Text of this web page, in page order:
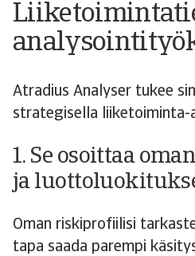
Atradius Analyser tukee
strategisella liiketoiminta-
1. Se osoittaa
ja
Oman riskiprofiilisi
tapa saada parempi